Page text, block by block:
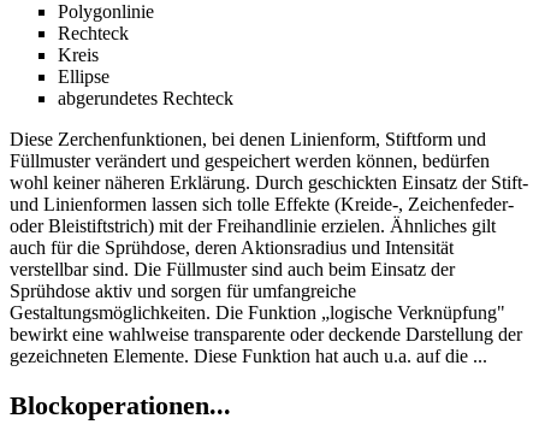
Polygonlinie
Rechteck
Kreis
Ellipse
abgerundetes Rechteck
Diese Zerchenfunktionen, bei denen Linienform, Stiftform und
Füllmuster verändert und gespeichert werden können, bedürfen
wohl keiner näheren Erklärung. Durch geschickten Einsatz der Stift-
und Linienformen lassen sich tolle Effekte (Kreide-, Zeichenfeder-
oder Bleistiftstrich) mit der Freihandlinie erzielen. Ähnliches gilt
auch für die Sprühdose, deren Aktionsradius und Intensität
verstellbar sind. Die Füllmuster sind auch beim Einsatz der
Sprühdose aktiv und sorgen für umfangreiche
Gestaltungsmöglichkeiten. Die Funktion „logische Verknüpfung"
bewirkt eine wahlweise transparente oder deckende Darstellung der
gezeichneten Elemente. Diese Funktion hat auch u.a. auf die ...
Blockoperationen...